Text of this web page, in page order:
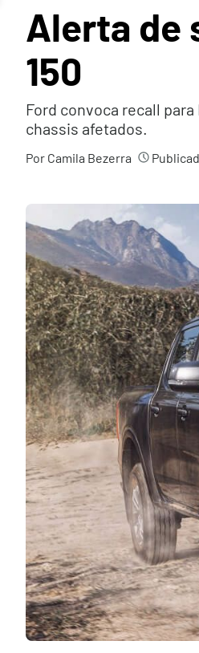
Alerta de
150
Ford convoca recall
chassis afetados.
Por Camila Bezerra